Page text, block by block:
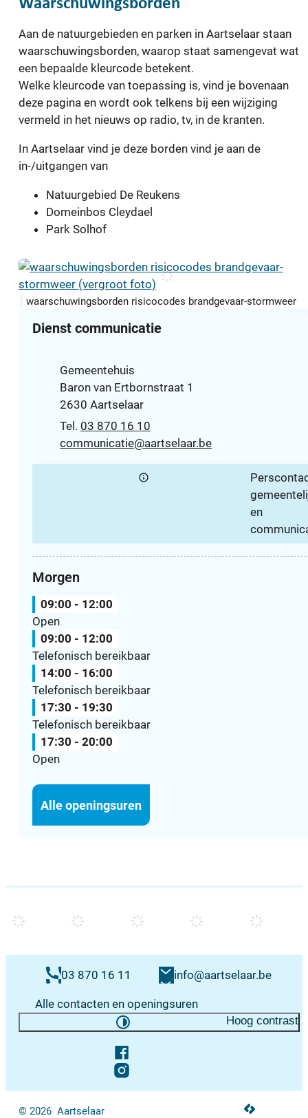
Aan de natuurgebieden en parken in Aartselaar staan
waarschuwingsborden, waarop staat samengevat wat
een bepaalde kleurcode betekent.
Welke kleurcode van toepassing is, vind je bovenaan
deze pagina en wordt ook telkens bij een wijziging
vermeld in het nieuws op radio, tv, in de kranten.
In Aartselaar vind je deze borden vind je aan de
in-/uitgangen van
Natuurgebied De Reukens
Domeinbos Cleydael
Park Solhof
waarschuwingsborden risicocodes brandgevaar-stormweer
Dienst communicatie
AdresGemeentehuis
Baron van Ertbornstraat 1
,2630 Aartselaar
03 870 16 10
E-mailcommunicatie@aartselaar.be
en
Morgen
09:00 - 12:00
Open
09:00 - 12:00
Telefonisch bereikbaar
14:00 - 16:00
Telefonisch bereikbaar
17:30 - 19:30
Telefonisch bereikbaar
17:30 - 20:00
Open
Alle openingsurenDienst communicatie
03 870 16 11
E-mail info@aartselaar.be
Alle contacten en openingsuren
Hoog contrast
© 2026 Aartselaar